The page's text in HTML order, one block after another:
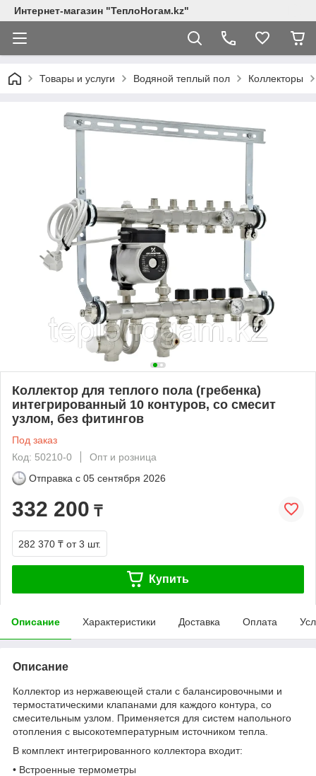
Интернет-магазин "ТеплоНогам.kz"
Товары и услуги Водяной теплый пол Коллекторы
Коллектор для теплого пола (гребенка)
интегрированный 10 контуров, со смесит
узлом, без фитингов
Под заказ
Код: 50210-0
Опт и розница
Отправка с 05 сентября 2026
332 200 ₸
282 370 ₸ от 3 шт.
Купить
Описание Характеристики Доставка Оплата
Описание
Коллектор из нержавеющей стали с балансировочными и
термостатическими клапанами для каждого контура, со
смесительным узлом. Применяется для систем напольного
отопления с высокотемпературным источником тепла.
В комплект интегрированного коллектора входит:
• Встроенные термометры